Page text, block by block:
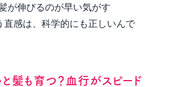
が伸びるのが早い気がす
感は、科学的にも正しいんで
髪も育つ？血行がスピード